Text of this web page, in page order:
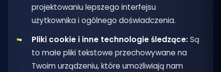
projektowaniu lepszego interfejsu
użytkownika i ogólnego doświadczenia.
Pliki cookie i inne technologie śledzące:Są
to małe pliki tekstowe przechowywane na
Twoim urządzeniu, które umożliwiają nam